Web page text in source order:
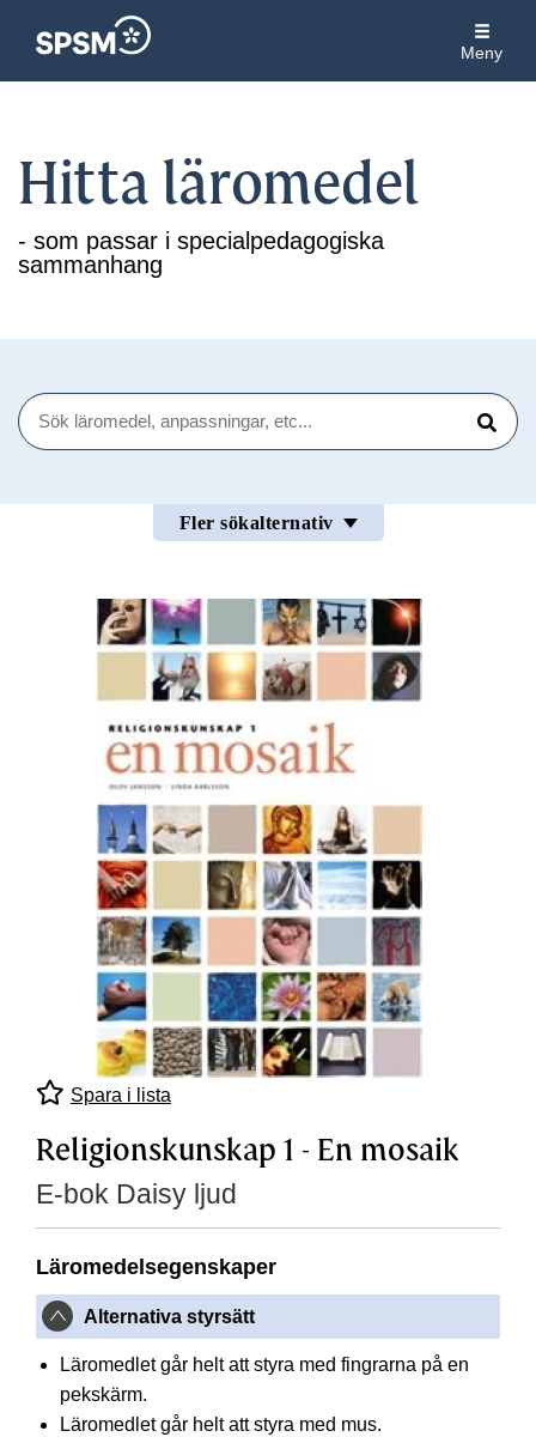
Meny
Hitta läromedel
- som passar i specialpedagogiska
sammanhang
Sök
Sök
Fler sökalternativ
Spara i lista
Religionskunskap 1 - En mosaik
E-bok Daisy ljud
Läromedelsegenskaper
Alternativa styrsätt
Läromedlet går helt att styra med fingrarna på en
pekskärm.
Läromedlet går helt att styra med mus.